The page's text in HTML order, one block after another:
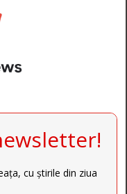
cu știrile din ziua